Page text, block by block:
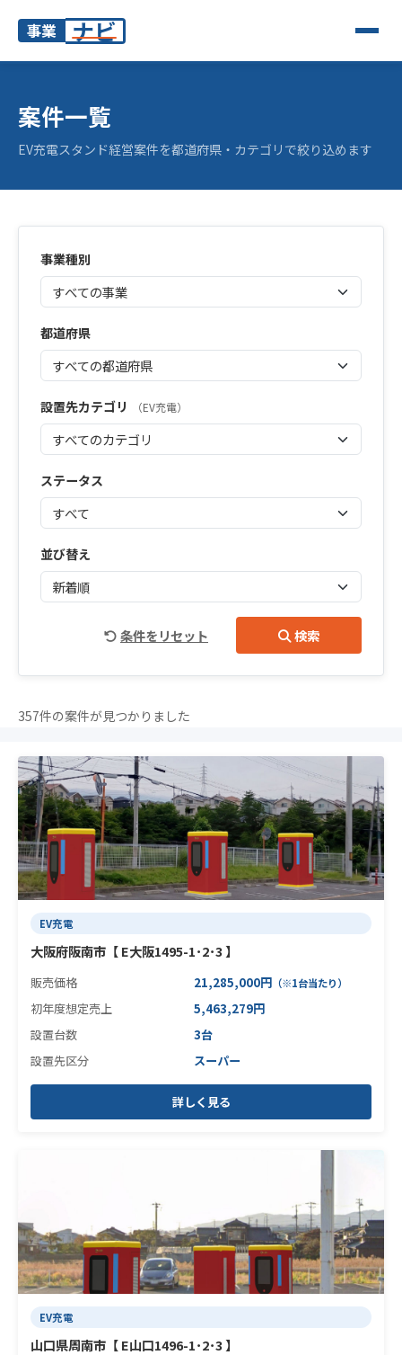
事業 ナビ
案件一覧
EV充電スタンド経営案件を都道府県・カテゴリで絞り込めます
事業種別
都道府県
設置先カテゴリ （EV充電）
ステータス
並び替え
条件をリセット 検索
357件の案件が見つかりました
EV充電
大阪府阪南市【 E大阪1495-1･2･3 】
販売価格 21,285,000円 （※1台当たり）
初年度想定売上
5,463,279円
設置台数
3台
設置先区分
スーパー
詳しく見る
EV充電
山口県周南市【 E山口1496-1･2･3 】